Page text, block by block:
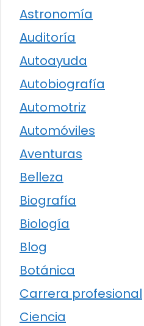
Astronomía
Auditoría
Autoayuda
Autobiografía
Automotriz
Automóviles
Aventuras
Belleza
Biografía
Biología
Blog
Botánica
Carrera profesional
Ciencia